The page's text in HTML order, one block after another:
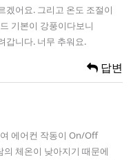
어요. 그리고 온도 조절이
기본이 강풍이다보니
갑니다. 너무 추워요.
답변
에어컨 작동이 On/Off
체온이 낮아지기 때문에